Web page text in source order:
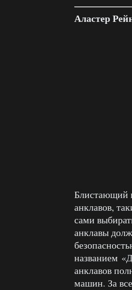
Аластер
Блистающий
анклавов,
сами
анклавы
названием
анклавов
машин. За